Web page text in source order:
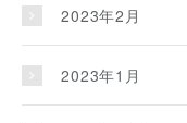
2023年2月
2023年1月